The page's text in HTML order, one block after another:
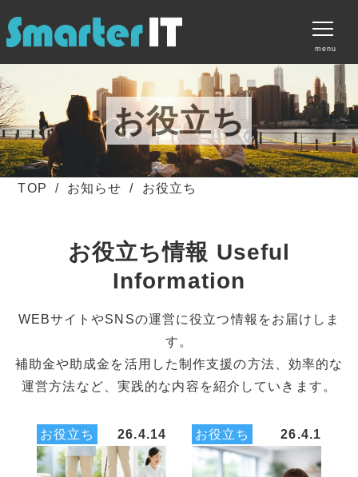
menu
サービス
料金プラン
制作実績
無料素材ダウンロード
会社案内
お役立ち
TOP お知らせ お役立ち
お役立ち情報 Useful
Information
WEBサイトやSNSの運営に役立つ情報をお届けしま
す。
補助金や助成金を活用した制作支援の方法、効率的な
運営方法など、実践的な内容を紹介していきます。
お役立ち 26.4.14 お役立ち 26.4.1